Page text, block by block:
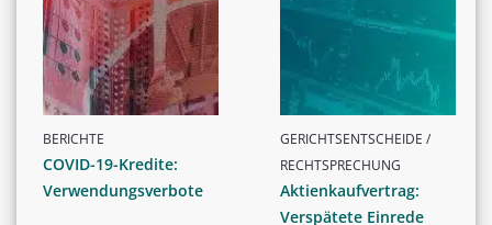
BERICHTE
COVID-19-Kredite:
Verwendungsverbote
GERICHTSENTSCHEIDE /
RECHTSPRECHUNG
Aktienkaufvertrag:
Verspätete Einrede